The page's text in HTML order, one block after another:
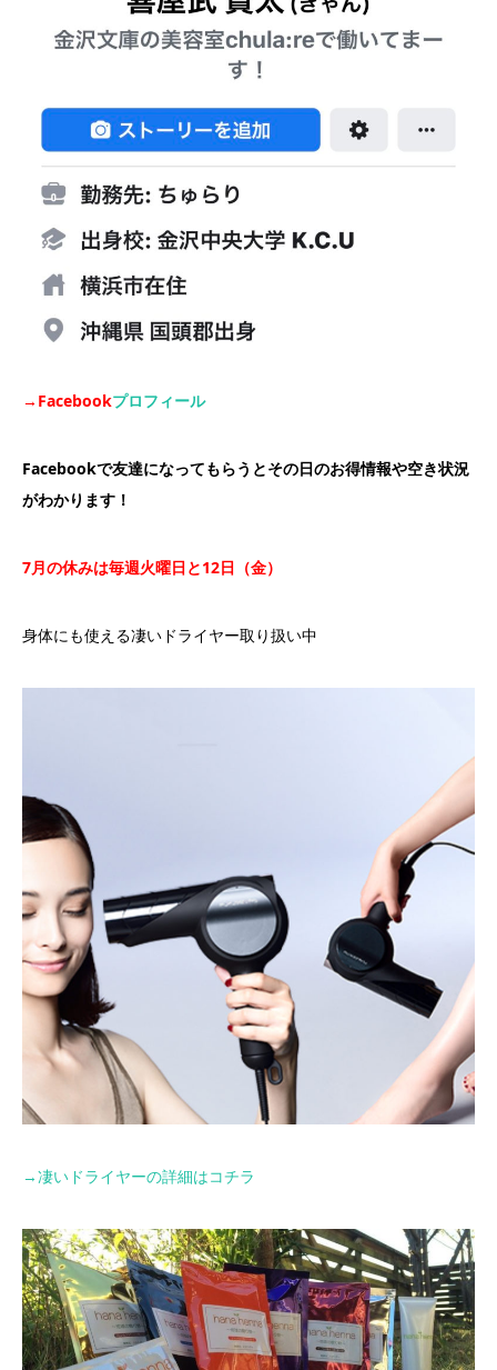
→Facebookプロフィール
Facebookで友達になってもらうとその日のお得情報や空き状況
がわかります！
7月の休みは毎週火曜日と12日（金）
身体にも使える凄いドライヤー取り扱い中
→凄いドライヤーの詳細はコチラ